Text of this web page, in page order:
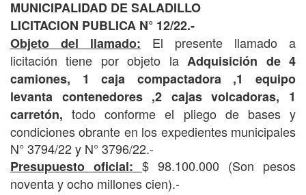
MUNICIPALIDAD DE SALADILLO
LICITACION PUBLICA N° 12/22.-
Objeto del llamado: El presente llamado a
licitación tiene por objeto la Adquisición de 4
camiones, 1 caja compactadora ,1 equipo
levanta contenedores ,2 cajas volcadoras, 1
carretón, todo conforme el pliego de bases y
condiciones obrante en los expedientes municipales
N° 3794/22 y N° 3796/22.-
Presupuesto oficial: $ 98.100.000 (Son pesos
noventa y ocho millones cien).-